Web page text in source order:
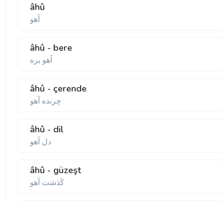
âhû
آهو
âhû - bere
آهو بره
âhû - çerende
چرنده آهو
âhû - dil
دل آهو
âhû - güzeşt
كَذشت آهو